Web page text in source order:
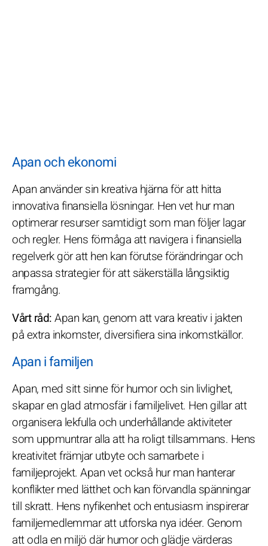
Apan och ekonomi
Apan använder sin kreativa hjärna för att hitta
innovativa finansiella lösningar. Hen vet hur man
optimerar resurser samtidigt som man följer lagar
och regler. Hens förmåga att navigera i finansiella
regelverk gör att hen kan förutse förändringar och
anpassa strategier för att säkerställa långsiktig
framgång.
Vårt råd:Apan kan, genom att vara kreativ i jakten
på extra inkomster, diversifiera sina inkomstkällor.
Apan i familjen
Apan, med sitt sinne för humor och sin livlighet,
skapar en glad atmosfär i familjelivet. Hen gillar att
organisera lekfulla och underhållande aktiviteter
som uppmuntrar alla att ha roligt tillsammans. Hens
kreativitet främjar utbyte och samarbete i
familjeprojekt. Apan vet också hur man hanterar
konflikter med lätthet och kan förvandla spänningar
till skratt. Hens nyfikenhet och entusiasm inspirerar
familjemedlemmar att utforska nya idéer. Genom
att odla en miljö där humor och glädje värderas